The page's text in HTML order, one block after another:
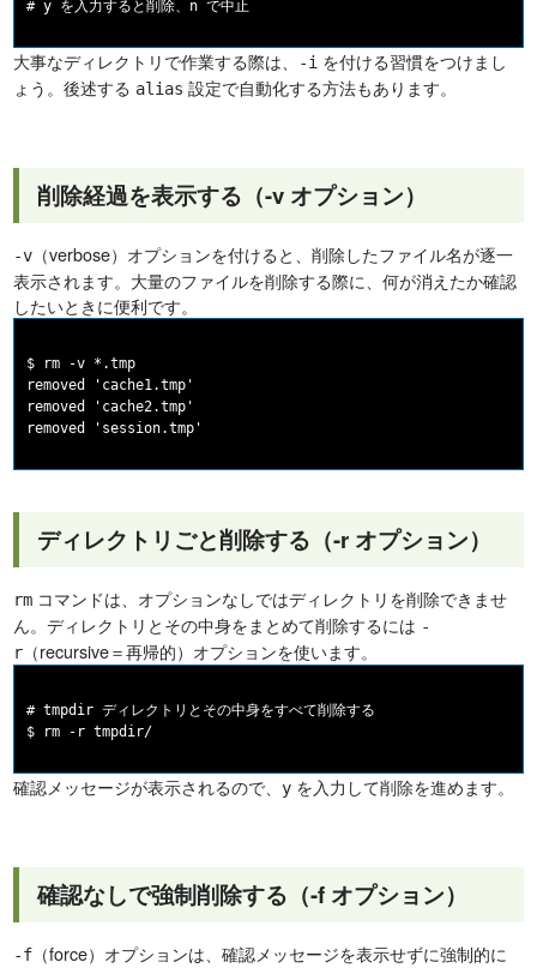
大事なディレクトリで作業する際は、 -i を付ける習慣をつけまし
ょう。後述する alias 設定で自動化する方法もあります。
削除経過を表示する（-v オプション）
-v （verbose）オプションを付けると、削除したファイル名が逐一
表示されます。大量のファイルを削除する際に、何が消えたか確認
したいときに便利です。
$ rm -v *.tmp
removed 'cache1.tmp'
removed 'cache2.tmp'
ディレクトリごと削除する（-r オプション）
rm コマンドは、オプションなしではディレクトリを削除できませ
ん。ディレクトリとその中身をまとめて削除するには -
r （recursive＝再帰的）オプションを使います。
# tmpdir ディレクトリとその中身をすべて削除する
確認メッセージが表示されるので、 y を入力して削除を進めます。
確認なしで強制削除する（-f オプション）
-f （force）オプションは、確認メッセージを表示せずに強制的に